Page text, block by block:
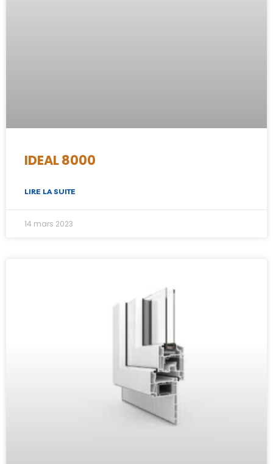
IDEAL 8000
LIRE LA SUITE
14 mars 2023